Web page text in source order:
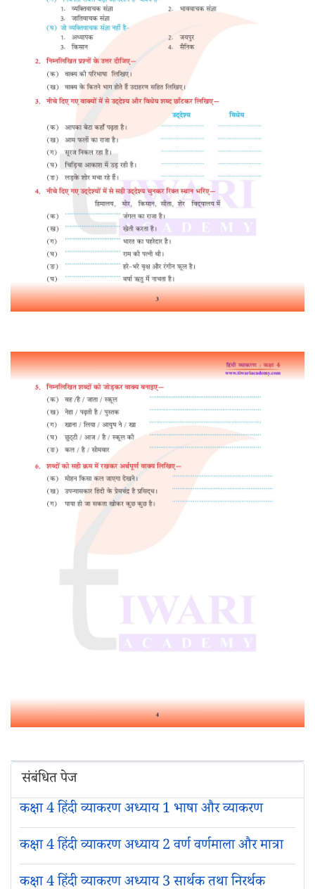
संबंधित पेज
कक्षा 4 हिंदी व्याकरण अध्याय 1 भाषा और व्याकरण
कक्षा 4 हिंदी व्याकरण अध्याय 2 वर्ण वर्णमाला और मात्रा
कक्षा 4 हिंदी व्याकरण अध्याय 3 सार्थक तथा निरर्थक